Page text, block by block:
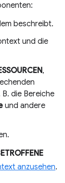
beschreibt.
und die
,
die Bereiche
und andere
anzusehen.